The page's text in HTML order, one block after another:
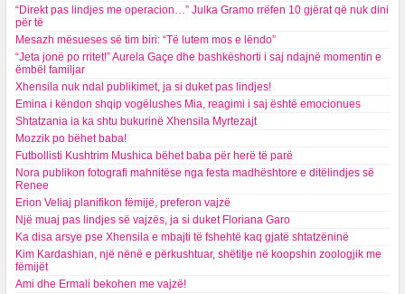
“Direkt pas lindjes me operacion…” Julka Gramo rrëfen 10 gjërat që nuk dini
për të
Mesazh mësueses së tim biri: “Të lutem mos e lëndo”
“Jeta jonë po rritet!” Aurela Gaçe dhe bashkëshorti i saj ndajnë momentin e
ëmbël familjar
Xhensila nuk ndal publikimet, ja si duket pas lindjes!
Emina i këndon shqip vogëlushes Mia, reagimi i saj është emocionues
Shtatzania ia ka shtu bukurinë Xhensila Myrtezajt
Mozzik po bëhet baba!
Futbollisti Kushtrim Mushica bëhet baba për herë të parë
Nora publikon fotografi mahnitëse nga festa madhështore e ditëlindjes së
Renee
Erion Veliaj planifikon fëmijë, preferon vajzë
Një muaj pas lindjes së vajzës, ja si duket Floriana Garo
Ka disa arsye pse Xhensila e mbajti të fshehtë kaq gjatë shtatzëninë
Kim Kardashian, një nënë e përkushtuar, shëtitje në koopshin zoologjik me
fëmijët
Ami dhe Ermali bekohen me vajzë!